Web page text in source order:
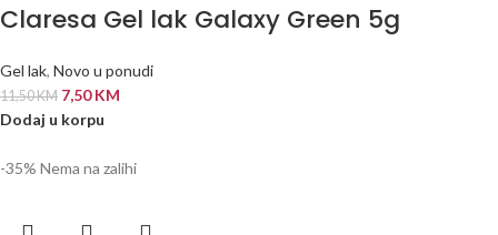
Claresa Gel lak Galaxy Green 5g
Gel lak, Novo u ponudi
11,50KM 7,50KM
Dodaj u korpu
-35% Nema na zalihi